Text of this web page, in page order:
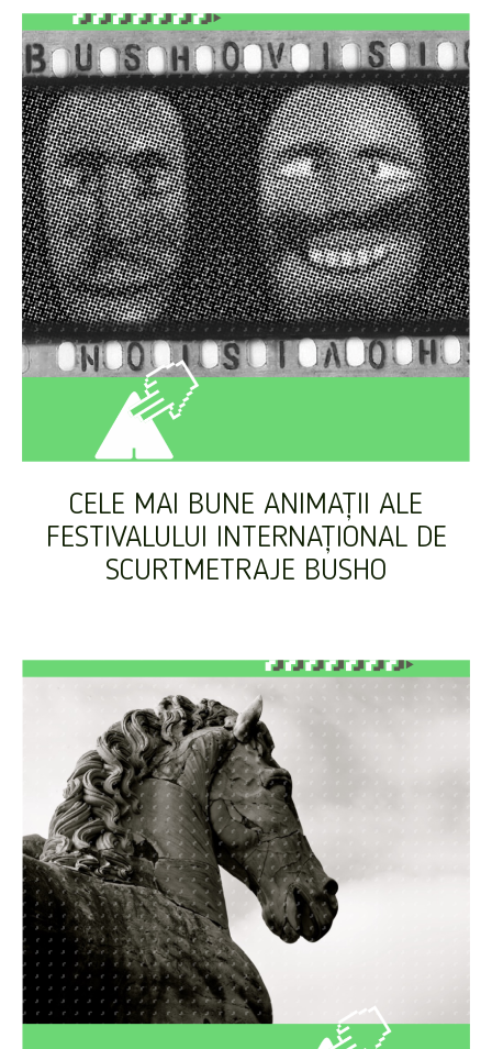
CELE MAI BUNE ANIMAȚII ALE
FESTIVALULUI INTERNAȚIONAL DE
SCURTMETRAJE BUSHO